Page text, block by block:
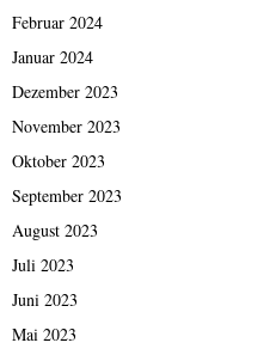
Februar 2024
Januar 2024
Dezember 2023
November 2023
Oktober 2023
September 2023
August 2023
Juli 2023
Juni 2023
Mai 2023